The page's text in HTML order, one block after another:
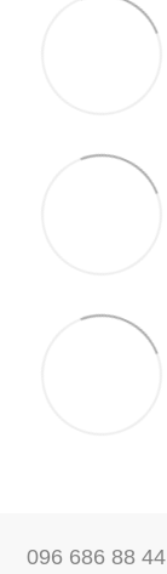
096 686 88 44